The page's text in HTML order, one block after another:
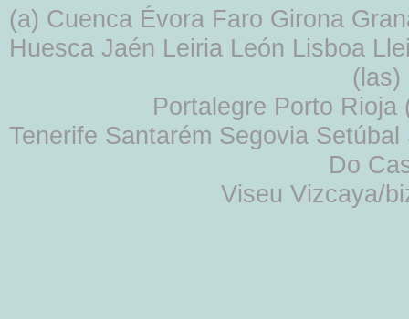
(a) Cuenca Évora Faro Girona
Huesca Jaén Leiria León Lisboa
Portalegre Porto
Tenerife Santarém Segovia
Do
Viseu Vizcaya/